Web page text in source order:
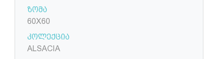
ზომა
60X60
კოლექცია
ALSACIA